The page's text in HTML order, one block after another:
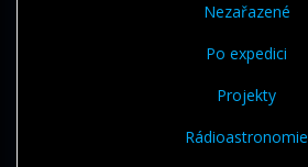
Nezařazené
Po expedici
Projekty
Rádioastronomie